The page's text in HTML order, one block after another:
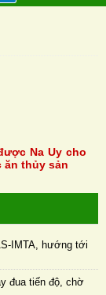
Na Uy cho
thủy sản
IMTA, hướng tới
đua tiến độ, chờ